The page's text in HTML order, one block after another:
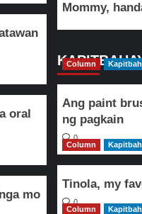
oral
mo
Mommy,
Column
Ang paint
ng pagkain
0
Column
Tinola, my
0
Column